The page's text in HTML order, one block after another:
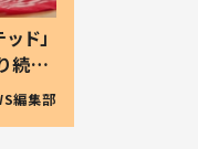
ド」
続け
子
編集部